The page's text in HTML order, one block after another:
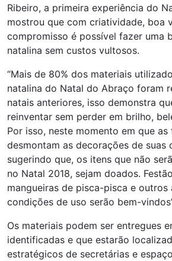
Ribeiro, a primeira experiência do
mostrou que com criatividade, boa
compromisso é possível fazer uma
natalina sem custos vultosos.
“Mais de 80% dos materiais
natalina do Natal do Abraço foram
natais anteriores, isso demonstra
reinventar sem perder em brilho,
Por isso, neste momento em que as
desmontam as decorações de suas
sugerindo que, os itens que não
no Natal 2018, sejam doados.
mangueiras de pisca-pisca e outros
condições de uso serão bem-
Os materiais podem ser entregues
identificadas e que estarão
estratégicos de secretárias e